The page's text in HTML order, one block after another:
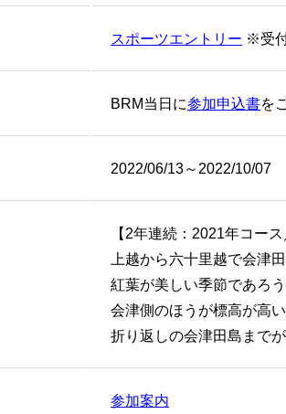
スポーツエントリー ※受
BRM当日に参加申込書を
2022/06/13～2022/10/07
【2年連続：2021年コー
上越から六十里越で会津
紅葉が美しい季節であろ
会津側のほうが標高が高
折り返しの会津田島まで
参加案内